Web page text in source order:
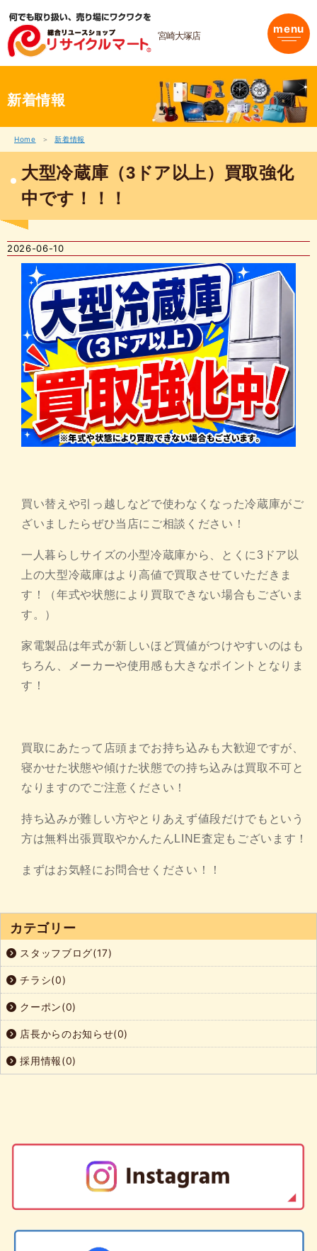
ス
宮崎大塚店 menu
新着情報
Home 新着情報
大型冷蔵庫（3ドア以上）買取強化
中です！！！
2026-06-10
買い替えや引っ越しなどで使わなくなった冷蔵庫がご
ざいましたらぜひ当店にご相談ください！
一人暮らしサイズの小型冷蔵庫から、とくに3ドア以
上の大型冷蔵庫はより高値で買取させていただきま
す！（年式や状態により買取できない場合もございま
す。）
家電製品は年式が新しいほど買値がつけやすいのはも
ちろん、メーカーや使用感も大きなポイントとなりま
す！
買取にあたって店頭までお持ち込みも大歓迎ですが、
寝かせた状態や傾けた状態での持ち込みは買取不可と
なりますのでご注意ください！
持ち込みが難しい方やとりあえず値段だけでもという
方は無料出張買取やかんたんLINE査定もございます！
まずはお気軽にお問合せください！！
カテゴリー
スタッフブログ(17)
チラシ(0)
クーポン(0)
店長からのお知らせ(0)
採用情報(0)